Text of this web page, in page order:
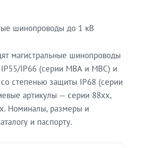
шинопроводы до 1 кВ
магистральные шинопроводы
IP66 (серии МВА и МВС) и
степенью защиты IP68 (серии
артикулы — серии 88xx,
Номиналы, размеры и
и паспорту.